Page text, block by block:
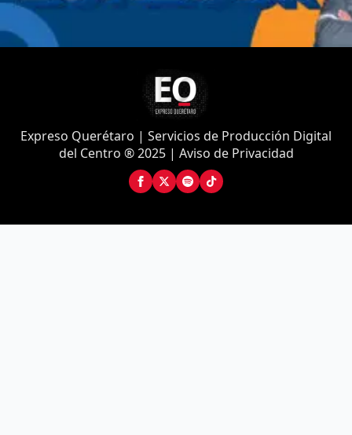
Expreso Querétaro | Servicios de Producción Digital
del Centro ® 2025 | Aviso de Privacidad